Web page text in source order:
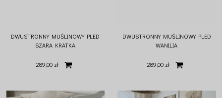
DWUSTRONNY MUŚLINOWY PLED
SZARA KRATKA
289,00 zł
DWUSTRONNY MUŚLINOWY PLED
WANILIA
289,00 zł